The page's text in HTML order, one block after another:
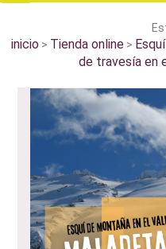
inicio > Tienda online >
de travesía en